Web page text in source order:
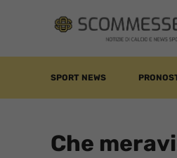
contenuto
SPORT NEWS
Che